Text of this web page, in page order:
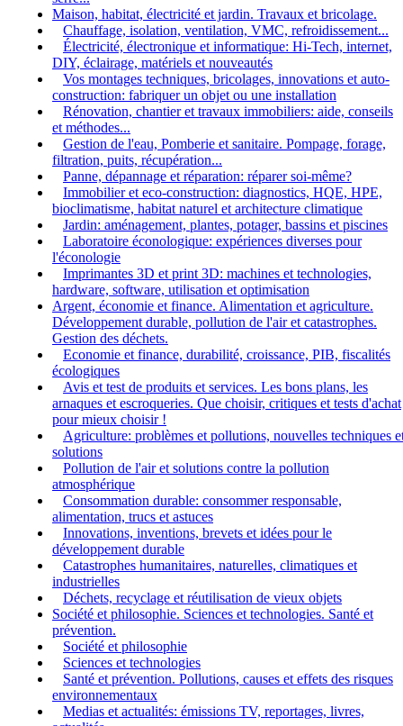
Maison, habitat, électricité et jardin. Travaux et bricolage.
Chauffage, isolation, ventilation, VMC, refroidissement...
Électricité, électronique et informatique: Hi-Tech, internet,
DIY, éclairage, matériels et nouveautés
Vos montages techniques, bricolages, innovations et auto-
construction: fabriquer un objet ou une installation
Rénovation, chantier et travaux immobiliers: aide, conseils
et méthodes...
Gestion de l'eau, Pomberie et sanitaire. Pompage, forage,
filtration, puits, récupération...
Panne, dépannage et réparation: réparer soi-même?
Immobilier et eco-construction: diagnostics, HQE, HPE,
bioclimatisme, habitat naturel et architecture climatique
Jardin: aménagement, plantes, potager, bassins et piscines
Laboratoire éconologique: expériences diverses pour
l'éconologie
Imprimantes 3D et print 3D: machines et technologies,
hardware, software, utilisation et optimisation
Argent, économie et finance. Alimentation et agriculture.
Développement durable, pollution de l'air et catastrophes.
Gestion des déchets.
Economie et finance, durabilité, croissance, PIB, fiscalités
écologiques
Avis et test de produits et services. Les bons plans, les
arnaques et escroqueries. Que choisir, critiques et tests d'achat
pour mieux choisir !
Agriculture: problèmes et pollutions, nouvelles techniques
solutions
Pollution de l'air et solutions contre la pollution
atmosphérique
Consommation durable: consommer responsable,
alimentation, trucs et astuces
Innovations, inventions, brevets et idées pour le
développement durable
Catastrophes humanitaires, naturelles, climatiques et
industrielles
Déchets, recyclage et réutilisation de vieux objets
Société et philosophie. Sciences et technologies. Santé et
prévention.
Société et philosophie
Sciences et technologies
Santé et prévention. Pollutions, causes et effets des risques
environnementaux
Medias et actualités: émissions TV, reportages, livres,